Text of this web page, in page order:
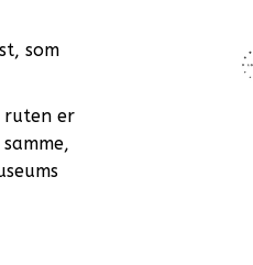
som
ruten er